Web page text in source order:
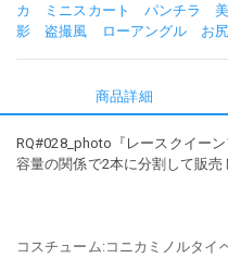
カ
ミニスカート パンチラ
影
盗撮風 ローアングル お尻
商品詳細
RQ#028_photo『レースクイー
容量の関係で2本に分割して販売
コスチューム:コニカミノルタイ